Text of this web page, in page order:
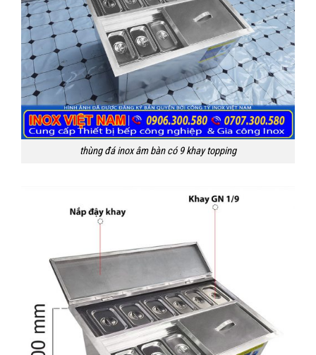
thùng đá inox âm bàn có 9 khay topping